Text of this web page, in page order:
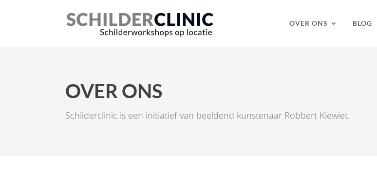
OVER ONS BLOG
OVER ONS
Schilderclinic is een initiatief van beeldend kunstenaar Robbert Kiewiet.